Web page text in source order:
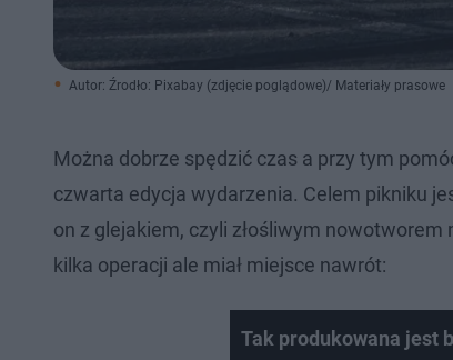
Autor: Źrodło: Pixabay (zdjęcie poglądowe)/ Materiały prasowe
Można dobrze spędzić czas a przy tym
czwarta edycja wydarzenia. Celem pikniku
on z glejakiem, czyli złośliwym
kilka operacji ale miał miejsce nawrót:
Tak produkowana jest